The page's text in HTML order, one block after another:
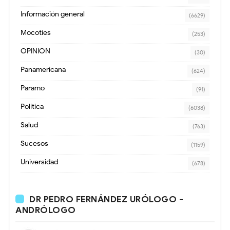
Información general (6629)
Mocoties (253)
OPINION (30)
Panamericana (624)
Paramo (91)
Política (6038)
Salud (763)
Sucesos (1159)
Universidad (678)
DR PEDRO FERNÁNDEZ URÓLOGO -
ANDRÓLOGO